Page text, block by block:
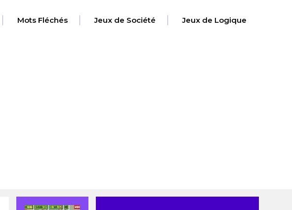
Mots Fléchés Jeux de Société Jeux de Logique